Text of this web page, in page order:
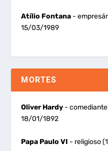
Atílio Fontana -
15/03/1989
MORTES
Oliver Hardy - comediante
18/01/1892
Papa Paulo VI - religioso